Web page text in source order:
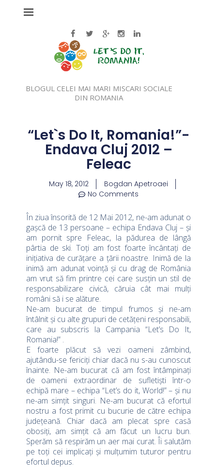
BLOGUL CELEI MAI MARI MISCARI SOCIALE
DIN ROMANIA
“Let`s Do It, Romania!”-
Endava Cluj 2012 –
Feleac
May 18, 2012
Bogdan Apetroaei
No Comments
În ziua însorită de 12 Mai 2012, ne-am adunat o
gașcă de 13 persoane – echipa Endava Cluj – și
am pornit spre Feleac, la pădurea de lângă
pârtia de ski. Toți am fost foarte încântați de
inițiativa de curățare a țării noastre. Inimă de la
inimă am adunat voință și cu drag de România
am vrut să fim printre cei care susțin un stil de
responsabilizare civică, căruia cât mai mulți
români să i se alăture.
Ne-am bucurat de timpul frumos și ne-am
întâlnit și cu alte grupuri de cetățeni responsabili,
care au subscris la Campania “Let’s Do It,
Romania!” .
E foarte plăcut să vezi oameni zâmbind,
ajutându-se fericiți chiar dacă nu s-au cunoscut
înainte. Ne-am bucurat că am fost întâmpinați
de oameni extraordinar de sufletiști într-o
echipă mare – echipa “Let’s do it, World!” – și nu
ne-am simțit singuri. Ne-am bucurat că efortul
nostru a fost primit cu bucurie de către echipa
județeană. Chiar dacă am plecat spre casă
obosiți, am simțit că am făcut un lucru bun.
Sperăm să respirăm un aer mai curat. Îi salutăm
pe toți cei implicați și mulțumim tuturor pentru
efortul depus.